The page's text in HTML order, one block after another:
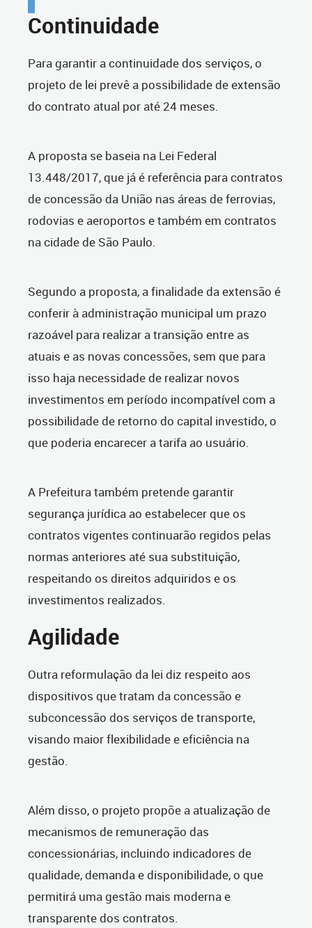
Continuidade
Para garantir a continuidade dos serviços, o
projeto de lei prevê a possibilidade de extensão
do contrato atual por até 24 meses.
A proposta se baseia na Lei Federal
13.448/2017, que já é referência para contratos
de concessão da União nas áreas de ferrovias,
rodovias e aeroportos e também em contratos
na cidade de São Paulo.
Segundo a proposta, a finalidade da extensão é
conferir à administração municipal um prazo
razoável para realizar a transição entre as
atuais e as novas concessões, sem que para
isso haja necessidade de realizar novos
investimentos em período incompatível com a
possibilidade de retorno do capital investido, o
que poderia encarecer a tarifa ao usuário.
A Prefeitura também pretende garantir
segurança jurídica ao estabelecer que os
contratos vigentes continuarão regidos pelas
normas anteriores até sua substituição,
respeitando os direitos adquiridos e os
investimentos realizados.
Agilidade
Outra reformulação da lei diz respeito aos
dispositivos que tratam da concessão e
subconcessão dos serviços de transporte,
visando maior flexibilidade e eficiência na
gestão.
Além disso, o projeto propõe a atualização de
mecanismos de remuneração das
concessionárias, incluindo indicadores de
qualidade, demanda e disponibilidade, o que
permitirá uma gestão mais moderna e
transparente dos contratos.